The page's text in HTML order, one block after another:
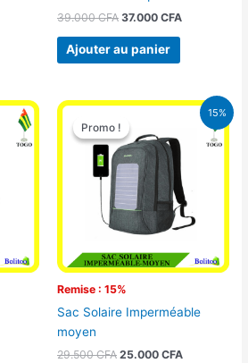
39.000CFA 37.000 CFA
Ajouter au panier
15%
Promo !
Remise : 15%
Promo !
Sac Solaire Imperméable
moyen
29.500CFA
Le
prix
initial
était :
29.500 CFA.
25.000 CFA
Le
prix
actuel